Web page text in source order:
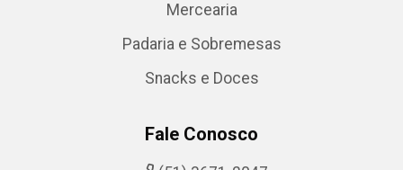
Mercearia
Padaria e Sobremesas
Snacks e Doces
Fale Conosco